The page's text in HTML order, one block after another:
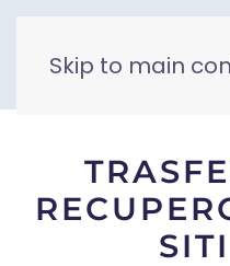
Skip to main